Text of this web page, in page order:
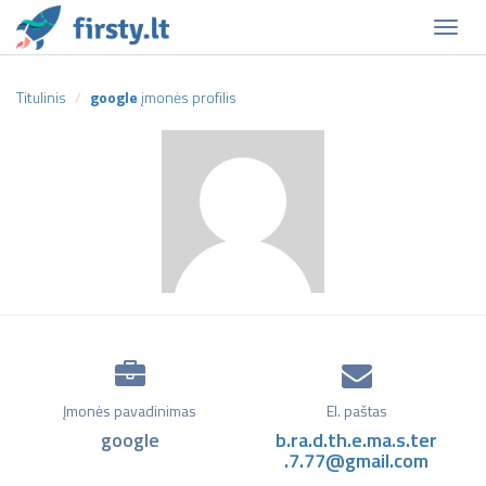
Titulinis google įmonės profilis
Įmonės pavadinimas
google
El. paštas
b.ra.d.th.e.ma.s.ter
.7.77@gmail.com